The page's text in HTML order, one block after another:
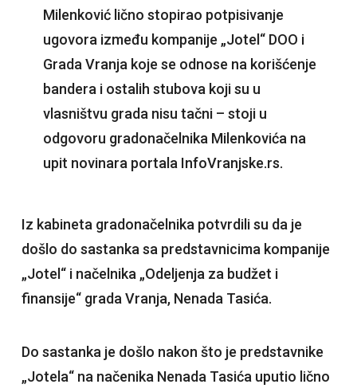
Milenković lično stopirao potpisivanje
ugovora između kompanije „Jotel“ DOO i
Grada Vranja koje se odnose na korišćenje
bandera i ostalih stubova koji su u
vlasništvu grada nisu tačni – stoji u
odgovoru gradonačelnika Milenkovića na
upit novinara portala InfoVranjske.rs.
Iz kabineta gradonačelnika potvrdili su da je
došlo do sastanka sa predstavnicima kompanije
„Jotel“ i načelnika „Odeljenja za budžet i
finansije“ grada Vranja, Nenada Tasića.
Do sastanka je došlo nakon što je predstavnike
„Jotela“ na načenika Nenada Tasića uputio lično